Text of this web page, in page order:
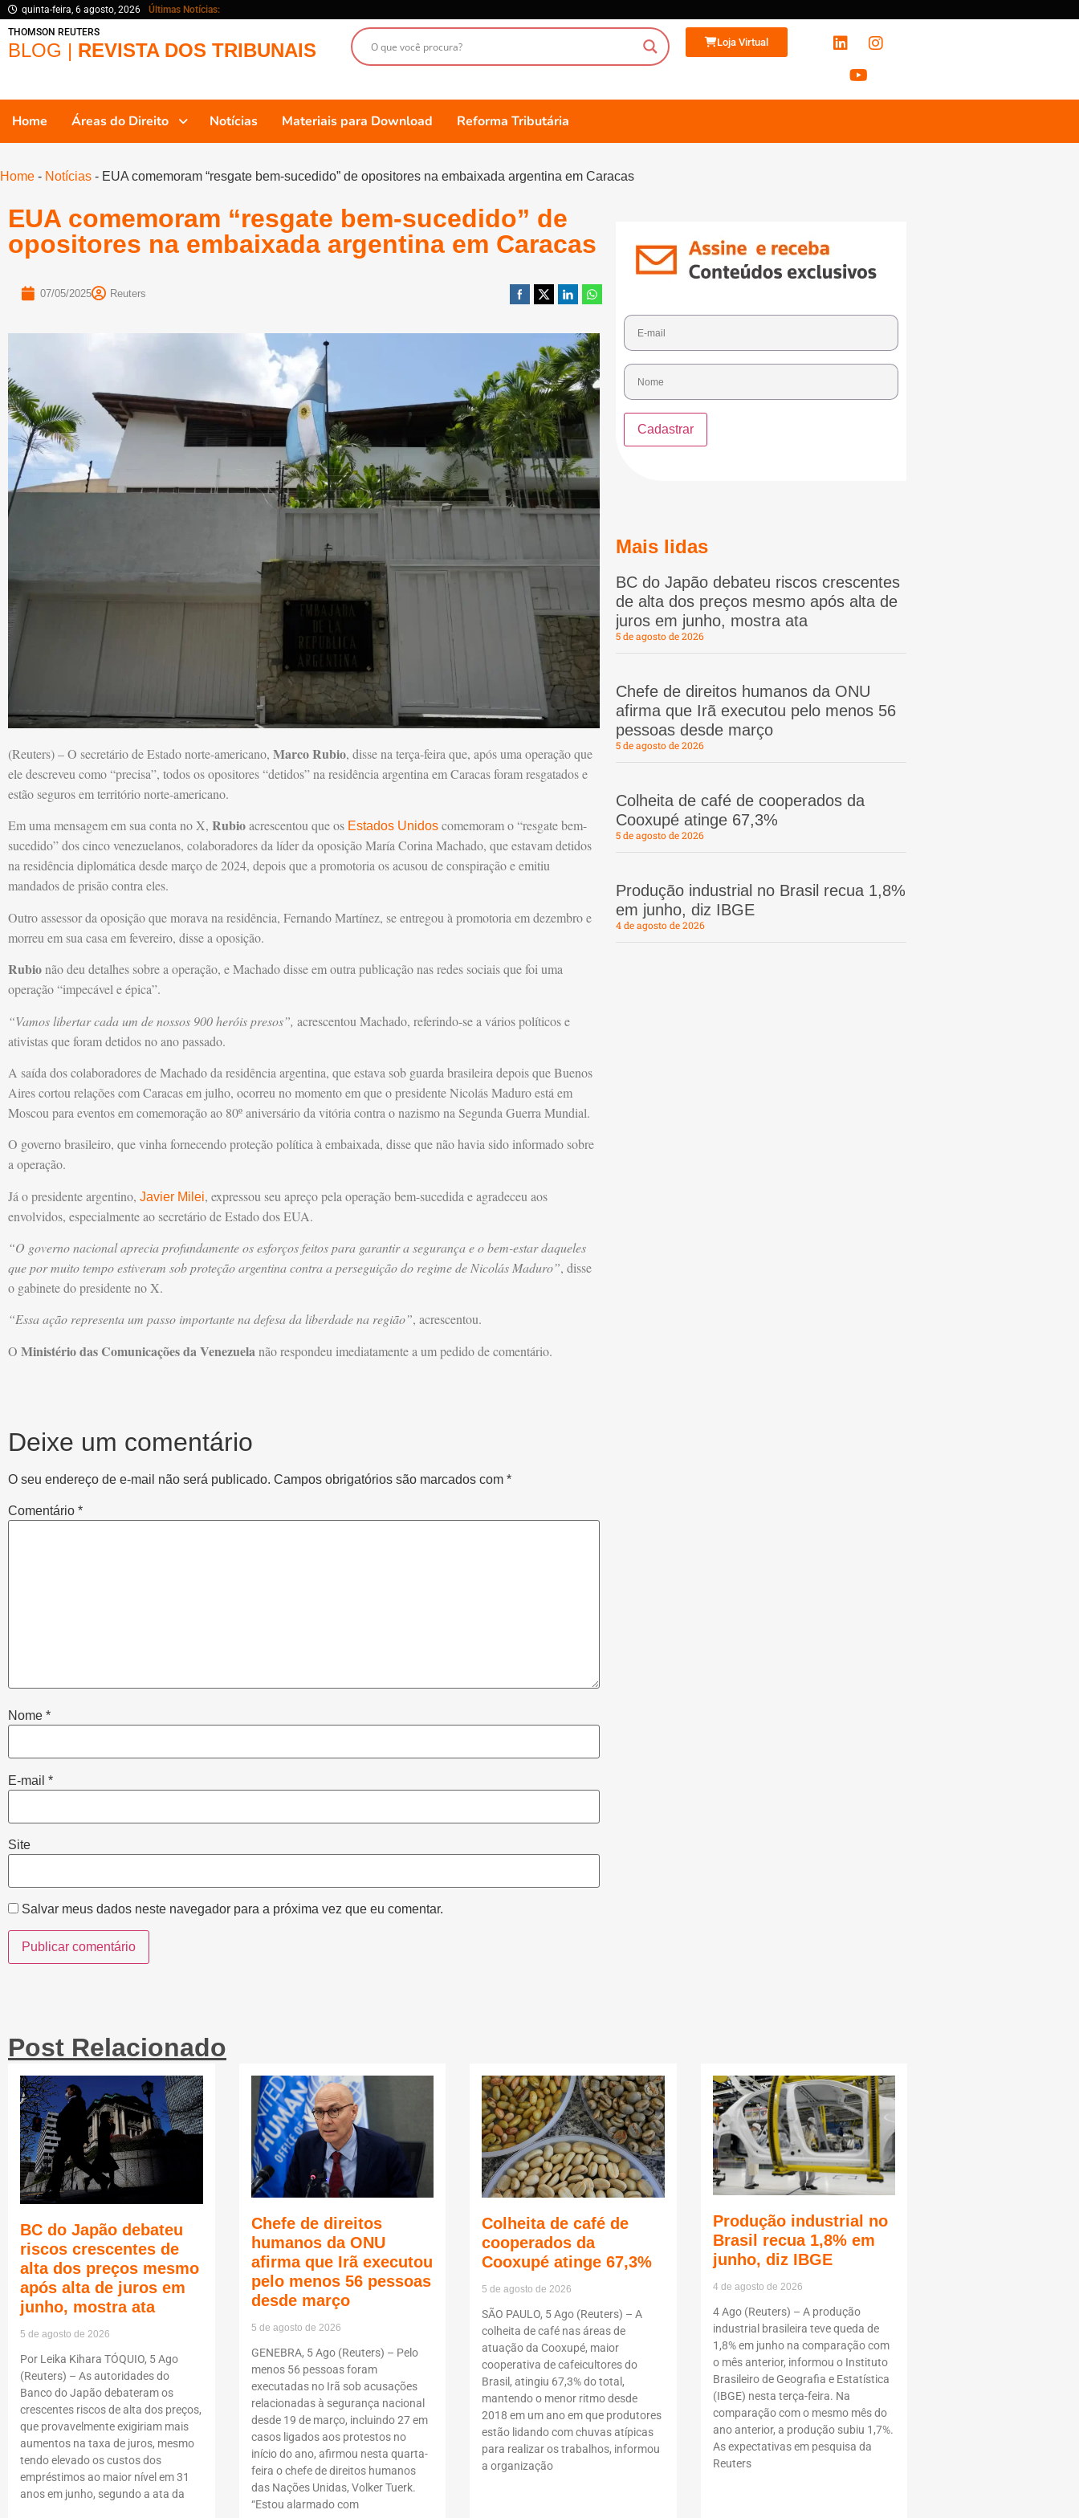
quinta-feira, 6 agosto, 2026
Últimas Notícias:
THOMSON REUTERS
BLOG | REVISTA DOS TRIBUNAIS Loja Virtual
Home Áreas do Direito Notícias Materiais para Download Reforma Tributária
Home - Notícias - EUA comemoram “resgate bem-sucedido” de opositores na embaixada argentina em Caracas
EUA comemoram “resgate bem-sucedido” de
opositores na embaixada argentina em Caracas
07/05/2025 Reuters
(Reuters) – O secretário de Estado norte-americano, Marco Rubio, disse na terça-feira que, após uma operação que
ele descreveu como “precisa”, todos os opositores “detidos” na residência argentina em Caracas foram resgatados e
estão seguros em território norte-americano.
Em uma mensagem em sua conta no X, Rubioacrescentou que os Estados Unidos comemoram o “resgate bem-
sucedido” dos cinco venezuelanos, colaboradores da líder da oposição María Corina Machado, que estavam detidos
na residência diplomática desde março de 2024, depois que a promotoria os acusou de conspiração e emitiu
mandados de prisão contra eles.
Outro assessor da oposição que morava na residência, Fernando Martínez, se entregou à promotoria em dezembro e
morreu em sua casa em fevereiro, disse a oposição.
Rubionão deu detalhes sobre a operação, e Machado disse em outra publicação nas redes sociais que foi uma
operação “impecável e épica”.
“Vamos libertar cada um de nossos 900 heróis presos”, acrescentou Machado, referindo-se a vários políticos e
ativistas que foram detidos no ano passado.
A saída dos colaboradores de Machado da residência argentina, que estava sob guarda brasileira depois que Buenos
Aires cortou relações com Caracas em julho, ocorreu no momento em que o presidente Nicolás Maduro está em
Moscou para eventos em comemoração ao 80º aniversário da vitória contra o nazismo na Segunda Guerra Mundial.
O governo brasileiro, que vinha fornecendo proteção política à embaixada, disse que não havia sido informado sobre
a operação.
Já o presidente argentino, Javier Milei, expressou seu apreço pela operação bem-sucedida e agradeceu aos
envolvidos, especialmente ao secretário de Estado dos EUA.
“O governo nacional aprecia profundamente os esforços feitos para garantir a segurança e o bem-estar daqueles
que por muito tempo estiveram sob proteção argentina contra a perseguição do regime de Nicolás Maduro”, disse
o gabinete do presidente no X.
“Essa ação representa um passo importante na defesa da liberdade na região”, acrescentou.
O Ministério das Comunicações da Venezuelanão respondeu imediatamente a um pedido de comentário.
Deixe um comentário
O seu endereço de e-mail não será publicado. Campos obrigatórios são marcados com *
Comentário *
Nome *
E-mail *
Site
Salvar meus dados neste navegador para a próxima vez que eu comentar.
Mais lidas
BC do Japão debateu riscos crescentes
de alta dos preços mesmo após alta de
juros em junho, mostra ata
5 de agosto de 2026
Chefe de direitos humanos da ONU
afirma que Irã executou pelo menos 56
pessoas desde março
5 de agosto de 2026
Colheita de café de cooperados da
Cooxupé atinge 67,3%
5 de agosto de 2026
Produção industrial no Brasil recua 1,8%
em junho, diz IBGE
4 de agosto de 2026
Post Relacionado
BC do Japão debateu
riscos crescentes de
alta dos preços mesmo
após alta de juros em
junho, mostra ata
5 de agosto de 2026
Por Leika Kihara TÓQUIO, 5 Ago
(Reuters) – As autoridades do
Banco do Japão debateram os
crescentes riscos de alta dos preços,
que provavelmente exigiriam mais
aumentos na taxa de juros, mesmo
tendo elevado os custos dos
empréstimos ao maior nível em 31
anos em junho, segundo a ata da
Chefe de direitos
humanos da ONU
afirma que Irã executou
pelo menos 56 pessoas
desde março
5 de agosto de 2026
GENEBRA, 5 Ago (Reuters) – Pelo
menos 56 pessoas foram
executadas no Irã sob acusações
relacionadas à segurança nacional
desde 19 de março, incluindo 27 em
casos ligados aos protestos no
início do ano, afirmou nesta quarta-
feira o chefe de direitos humanos
das Nações Unidas, Volker Tuerk.
“Estou alarmado com
Colheita de café de
cooperados da
Cooxupé atinge 67,3%
5 de agosto de 2026
SÃO PAULO, 5 Ago (Reuters) – A
colheita de café nas áreas de
atuação da Cooxupé, maior
cooperativa de cafeicultores do
Brasil, atingiu 67,3% do total,
mantendo o menor ritmo desde
2018 em um ano em que produtores
estão lidando com chuvas atípicas
para realizar os trabalhos, informou
a organização
Produção industrial no
Brasil recua 1,8% em
junho, diz IBGE
4 de agosto de 2026
4 Ago (Reuters) – A produção
industrial brasileira teve queda de
1,8% em junho na comparação com
o mês anterior, informou o Instituto
Brasileiro de Geografia e Estatística
(IBGE) nesta terça-feira. Na
comparação com o mesmo mês do
ano anterior, a produção subiu 1,7%.
As expectativas em pesquisa da
Reuters